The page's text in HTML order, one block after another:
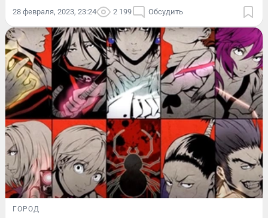
28 февраля, 2023, 23:24 2 199 Обсудить
ГОРОД